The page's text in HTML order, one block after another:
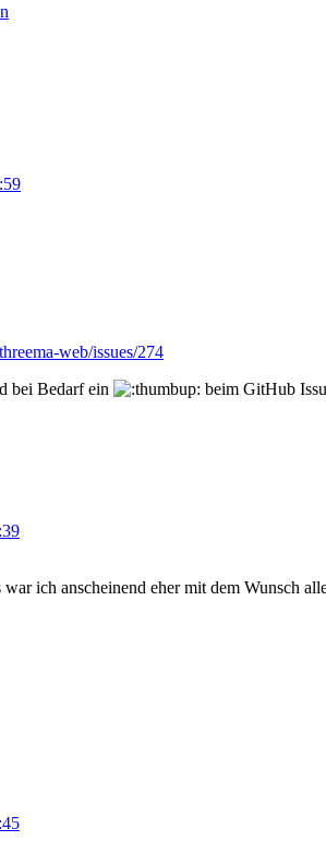
web/issues/274
bei Bedarf ein
beim GitHub
ich anscheinend eher mit dem Wunsch